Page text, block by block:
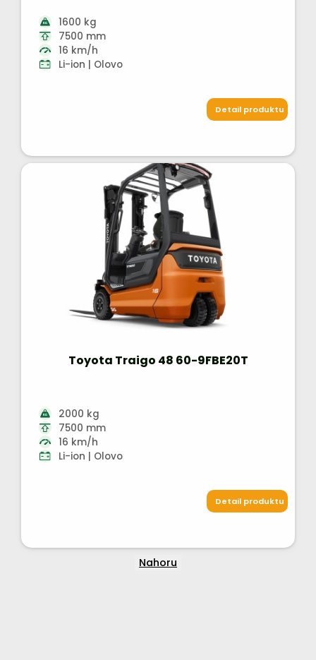
1600 kg
7500 mm
16 km/h
Li-ion | Olovo
Detail produktu
Toyota Traigo 48 60-9FBE20T
2000 kg
7500 mm
16 km/h
Li-ion | Olovo
Detail produktu
Nahoru